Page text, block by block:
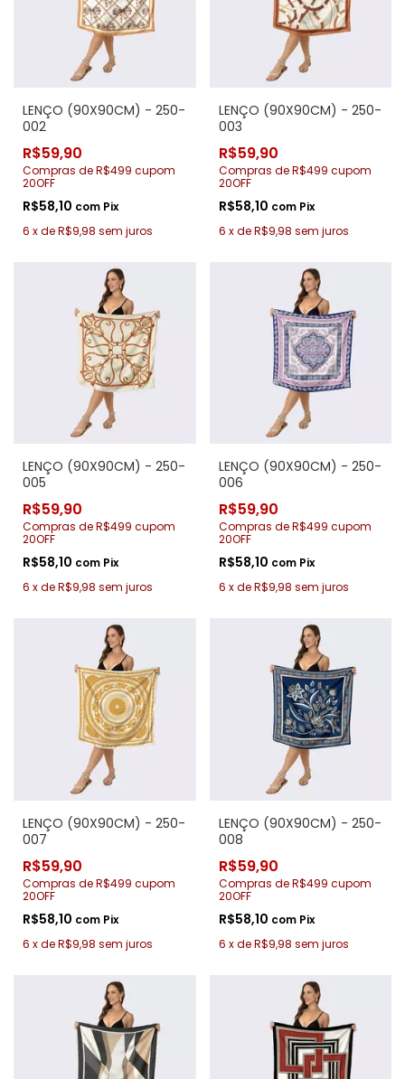
LENÇO (90X90CM) - 250-
002
R$59,90
Compras de R$499 cupom
20OFF
R$58,10 com Pix
6 xdeR$9,98 sem juros
LENÇO (90X90CM) - 250-
003
R$59,90
Compras de R$499 cupom
20OFF
R$58,10 com Pix
6 xdeR$9,98 sem juros
LENÇO (90X90CM) - 250-
005
R$59,90
Compras de R$499 cupom
20OFF
R$58,10 com Pix
6 xdeR$9,98 sem juros
LENÇO (90X90CM) - 250-
006
R$59,90
Compras de R$499 cupom
20OFF
R$58,10 com Pix
6 xdeR$9,98 sem juros
LENÇO (90X90CM) - 250-
007
R$59,90
Compras de R$499 cupom
20OFF
R$58,10 com Pix
6 xdeR$9,98 sem juros
LENÇO (90X90CM) - 250-
008
R$59,90
Compras de R$499 cupom
20OFF
R$58,10 com Pix
6 xdeR$9,98 sem juros